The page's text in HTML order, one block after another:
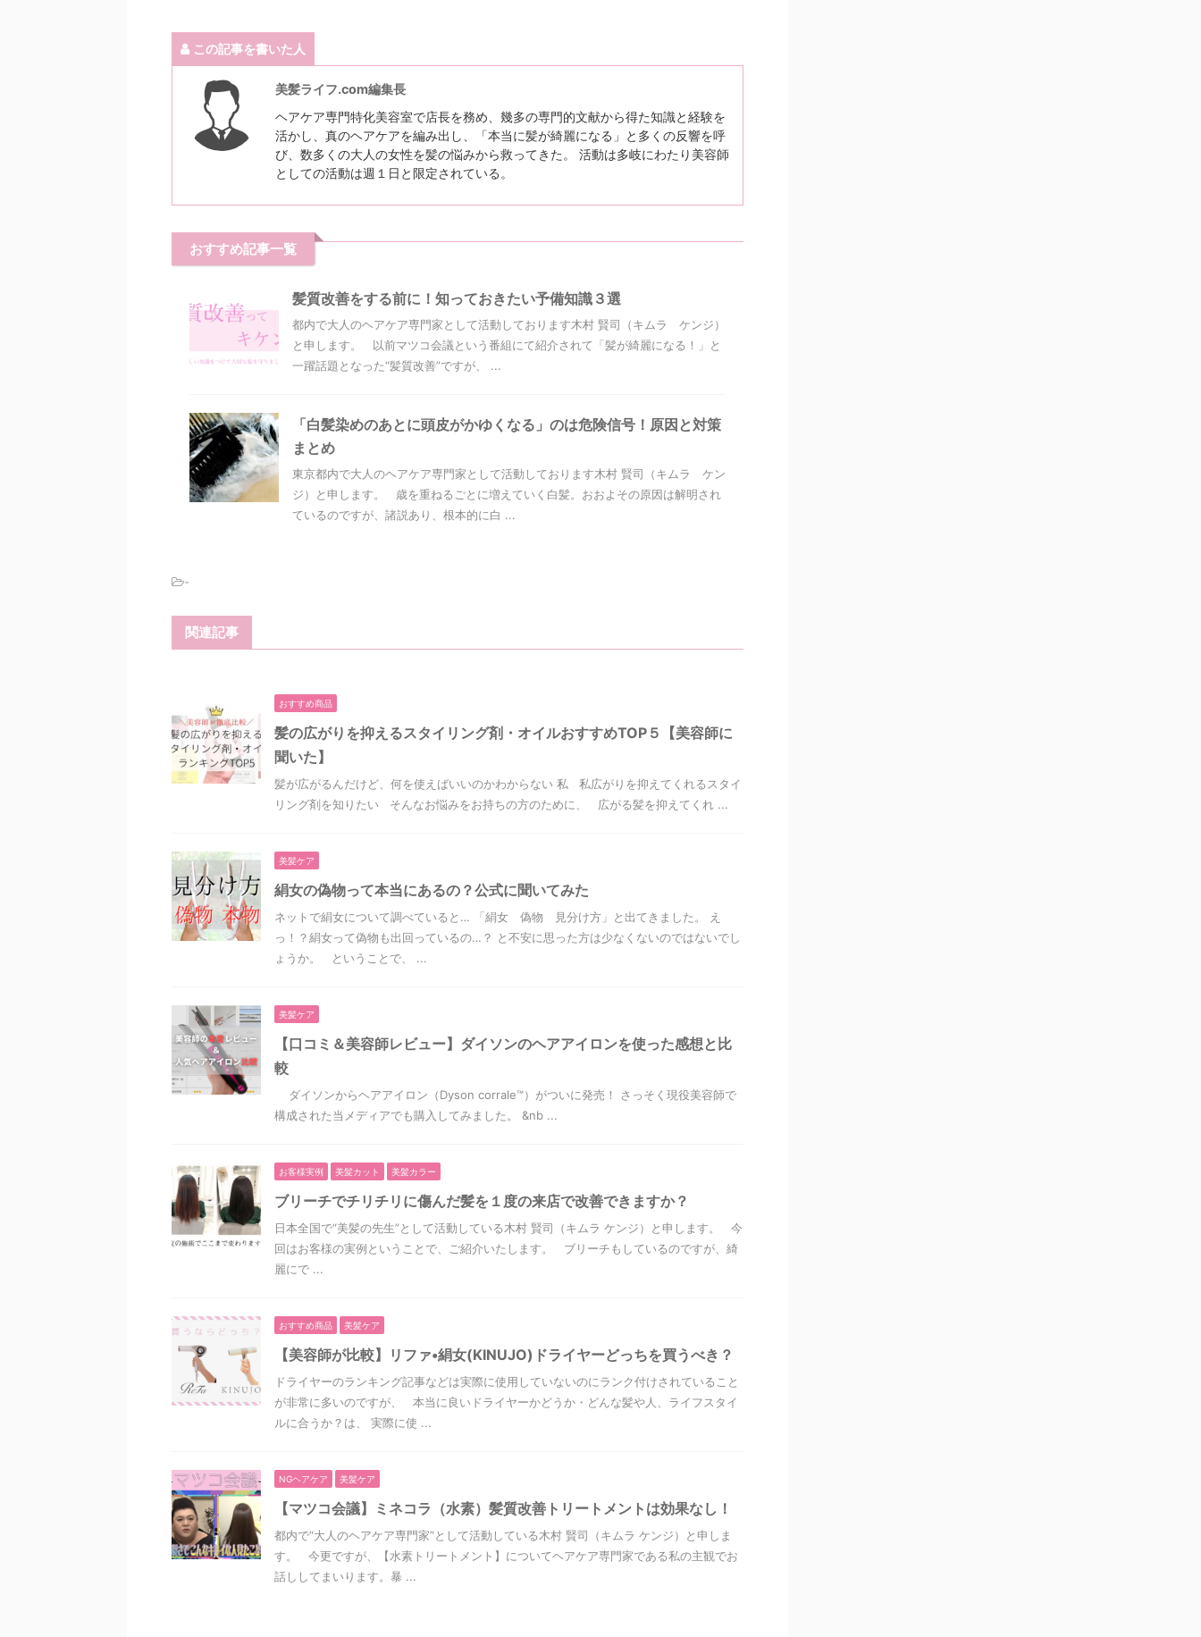
この記事を書いた人
美髪ライフ.com編集長
ヘアケア専門特化美容室で店長を務め、幾多の専門的文献から得た知識と経験を
活かし、真のヘアケアを編み出し、「本当に髪が綺麗になる」と多くの反響を呼
び、数多くの大人の女性を髪の悩みから救ってきた。 活動は多岐にわたり美容師
としての活動は週１日と限定されている。
おすすめ記事一覧
髪質改善をする前に！知っておきたい予備知識３選
都内で大人のヘアケア専門家として活動しております木村 賢司（キムラ ケンジ）
と申します。 以前マツコ会議という番組にて紹介されて「髪が綺麗になる！」と
一躍話題となった“髪質改善”ですが、 ...
「白髪染めのあとに頭皮がかゆくなる」のは危険信号！原因と対策
まとめ
東京都内で大人のヘアケア専門家として活動しております木村 賢司（キムラ ケン
ジ）と申します。 歳を重ねるごとに増えていく白髪。おおよその原因は解明され
ているのですが、諸説あり、根本的に白 ...
-
関連記事
おすすめ商品
髪の広がりを抑えるスタイリング剤・オイルおすすめTOP５【美容師に
聞いた】
髪が広がるんだけど、何を使えばいいのかわからない 私 私広がりを抑えてくれるスタイ
リング剤を知りたい そんなお悩みをお持ちの方のために、 広がる髪を抑えてくれ ...
美髪ケア
絹女の偽物って本当にあるの？公式に聞いてみた
ネットで絹女について調べていると… 「絹女 偽物 見分け方」と出てきました。 え
っ！？絹女って偽物も出回っているの…？ と不安に思った方は少なくないのではないでし
ょうか。 ということで、 ...
美髪ケア
【口コミ＆美容師レビュー】ダイソンのヘアアイロンを使った感想と比
較
ダイソンからヘアアイロン（Dyson corrale™️）がついに発売！ さっそく現役美容師で
構成された当メディアでも購入してみました。 &nb ...
お客様実例 美髪カット 美髪カラー
ブリーチでチリチリに傷んだ髪を１度の来店で改善できますか？
日本全国で“美髪の先生”として活動している木村 賢司（キムラ ケンジ）と申します。 今
回はお客様の実例ということで、ご紹介いたします。 ブリーチもしているのですが、綺
麗にで ...
おすすめ商品 美髪ケア
【美容師が比較】リファ•絹女(KINUJO)ドライヤーどっちを買うべき？
ドライヤーのランキング記事などは実際に使用していないのにランク付けされていること
が非常に多いのですが、 本当に良いドライヤーかどうか・どんな髪や人、ライフスタイ
ルに合うか？は、 実際に使 ...
NGヘアケア 美髪ケア
【マツコ会議】ミネコラ（水素）髪質改善トリートメントは効果なし！
都内で“大人のヘアケア専門家”として活動している木村 賢司（キムラ ケンジ）と申しま
す。 今更ですが、【水素トリートメント】についてヘアケア専門家である私の主観でお
話ししてまいります。暴 ...